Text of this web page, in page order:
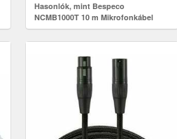
Hasonlók, mint Bespeco
NCMB1000T 10 m Mikrofonkábel